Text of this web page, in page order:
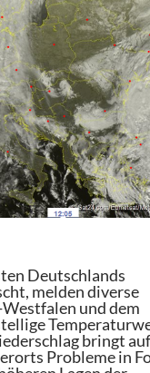
Deutschlands
melden diverse
und dem
bringt
Probleme in